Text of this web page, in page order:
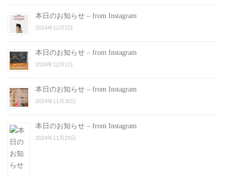
本日のお知らせ – from Instagram
2024年12月2日
本日のお知らせ – from Instagram
2024年12月1日
本日のお知らせ – from Instagram
2024年11月30日
本日のお知らせ – from Instagram
2024年11月29日